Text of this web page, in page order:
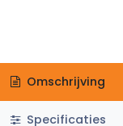
Omschrijving
Specificaties